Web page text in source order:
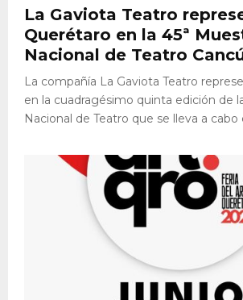
La Gaviota Teatro
Querétaro en la 45ª
Nacional de Teatro
La compañía La Gaviota Teatro
en la cuadragésimo quinta edición de
Nacional de Teatro que se lleva a cabo